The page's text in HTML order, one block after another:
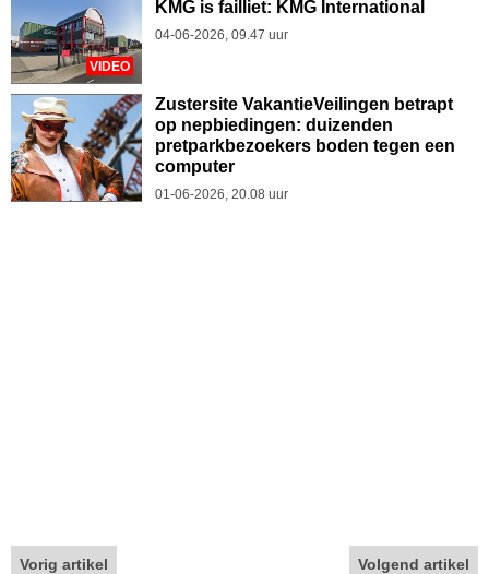
VIDEO
KMG is failliet: KMG International
04-06-2026, 09.47 uur
Zustersite VakantieVeilingen betrapt
op nepbiedingen: duizenden
pretparkbezoekers boden tegen een
computer
01-06-2026, 20.08 uur
Vorig artikel Volgend artikel